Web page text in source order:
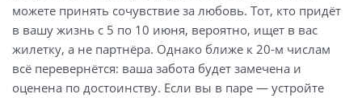
можете принять сочувствие за любовь. Тот, кто придёт
в вашу жизнь с 5 по 10 июня, вероятно, ищет в вас
жилетку, а не партнёра. Однако ближе к 20-м числам
всё перевернётся: ваша забота будет замечена и
оценена по достоинству. Если вы в паре — устройте